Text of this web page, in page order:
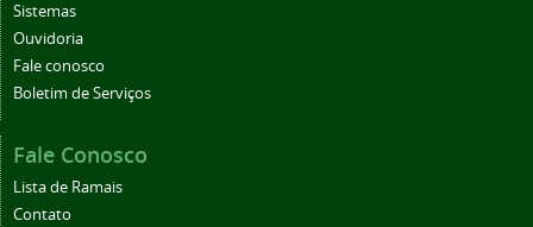
Sistemas
Ouvidoria
Fale conosco
Boletim de Serviços
Fale Conosco
Lista de Ramais
Contato